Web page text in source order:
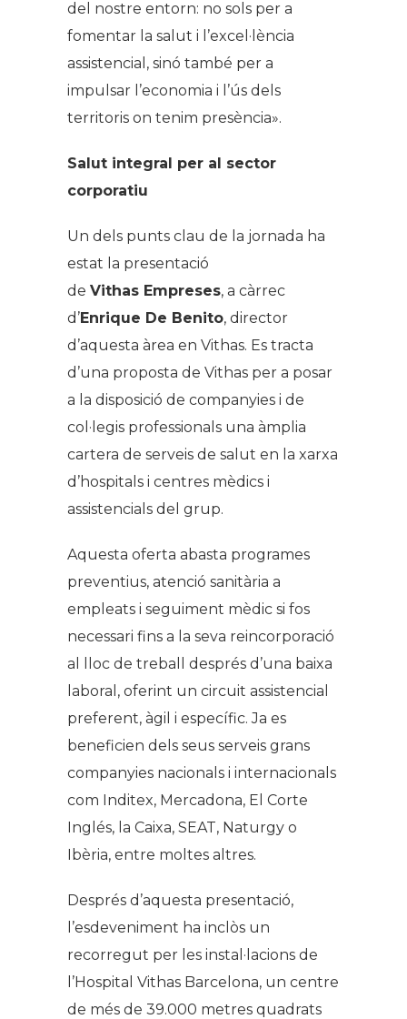
del nostre entorn: no sols per a
fomentar la salut i l’excel·lència
assistencial, sinó també per a
impulsar l’economia i l’ús dels
territoris on tenim presència».
Salut integral per al sector
corporatiu
Un dels punts clau de la jornada ha
estat la presentació
de Vithas Empreses, a càrrec
d’Enrique De Benito, director
d’aquesta àrea en Vithas. Es tracta
d’una proposta de Vithas per a posar
a la disposició de companyies i de
col·legis professionals una àmplia
cartera de serveis de salut en la xarxa
d’hospitals i centres mèdics i
assistencials del grup.
Aquesta oferta abasta programes
preventius, atenció sanitària a
empleats i seguiment mèdic si fos
necessari fins a la seva reincorporació
al lloc de treball després d’una baixa
laboral, oferint un circuit assistencial
preferent, àgil i específic. Ja es
beneficien dels seus serveis grans
companyies nacionals i internacionals
com Inditex, Mercadona, El Corte
Inglés, la Caixa, SEAT, Naturgy o
Ibèria, entre moltes altres.
Després d’aquesta presentació,
l’esdeveniment ha inclòs un
recorregut per les instal·lacions de
l’Hospital Vithas Barcelona, un centre
de més de 39.000 metres quadrats